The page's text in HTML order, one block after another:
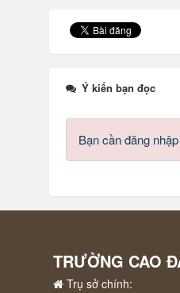
Ý kiến bạn đọc
Bạn cần đăng
TRƯỜNG CAO
Trụ sở chính: